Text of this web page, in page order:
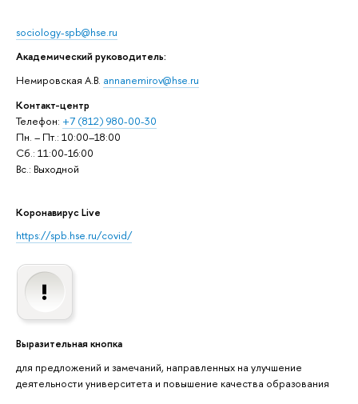
sociology-spb@hse.ru
Академический руководитель:
Немировская А.В. annanemirov@hse.ru
Контакт-центр
Телефон: +7 (812) 980-00-30
Пн. – Пт.: 10:00–18:00
Сб.: 11:00-16:00
Вс.: Выходной
Коронавирус Live
https://spb.hse.ru/covid/
Выразительная кнопка
для предложений и замечаний, направленных на улучшение
деятельности университета и повышение качества образования